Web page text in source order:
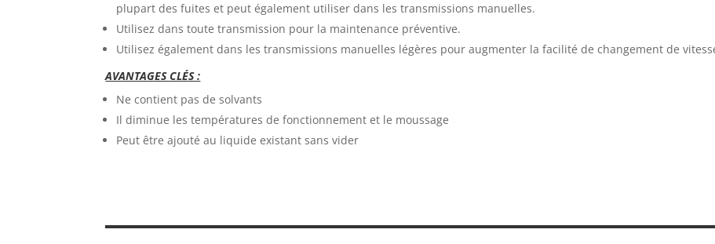
plupart des fuites et peutégalement utiliser dans les transmissions manuelles.
Utilisez dans toute transmission pour la maintenance préventive.
Utilisez également dans les transmissions manuelles légères pour augmenter la facilité de changement de
AVANTAGES CLÉS :
Ne contient pas de solvants
Il diminue les températures de fonctionnement et le moussage
Peut être ajouté au liquide existant sans vider